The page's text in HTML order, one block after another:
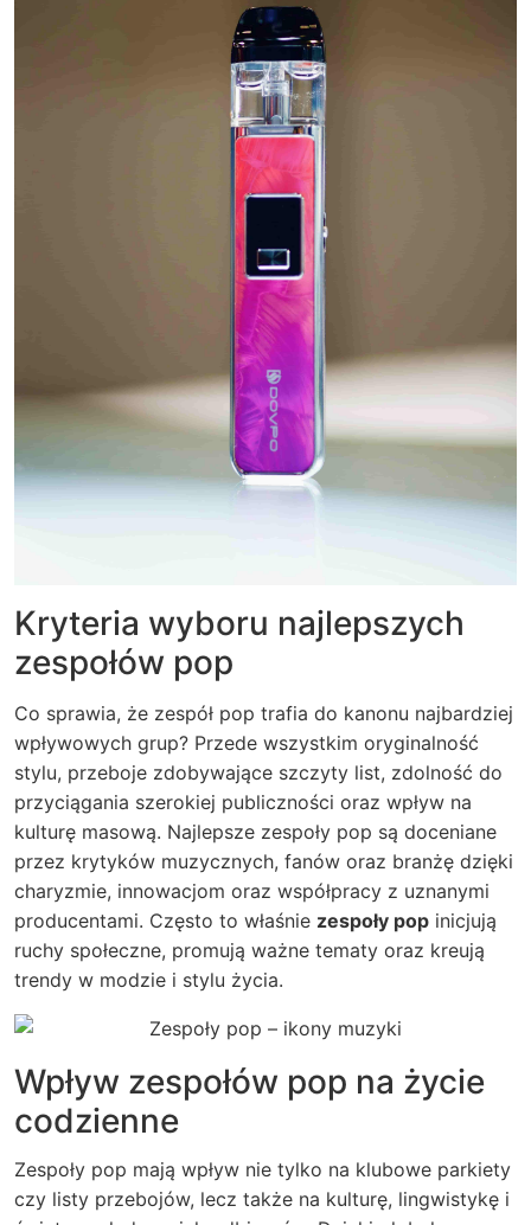
Kryteria wyboru najlepszych
zespołów pop
Co sprawia, że zespół pop trafia do kanonu najbardziej
wpływowych grup? Przede wszystkim oryginalność
stylu, przeboje zdobywające szczyty list, zdolność do
przyciągania szerokiej publiczności oraz wpływ na
kulturę masową. Najlepsze zespoły pop są doceniane
przez krytyków muzycznych, fanów oraz branżę dzięki
charyzmie, innowacjom oraz współpracy z uznanymi
producentami. Często to właśnie zespoły pop inicjują
ruchy społeczne, promują ważne tematy oraz kreują
trendy w modzie i stylu życia.
Wpływ zespołów pop na życie
codzienne
Zespoły pop mają wpływ nie tylko na klubowe parkiety
czy listy przebojów, lecz także na kulturę, lingwistykę i